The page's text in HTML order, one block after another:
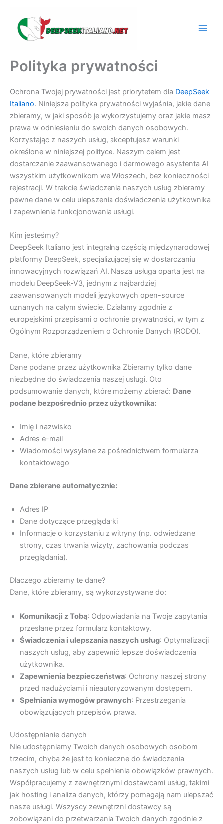
treści
Polityka prywatności
Ochrona Twojej prywatności jest priorytetem dla DeepSeek
Italiano. Niniejsza polityka prywatności wyjaśnia, jakie dane
zbieramy, w jaki sposób je wykorzystujemy oraz jakie masz
prawa w odniesieniu do swoich danych osobowych.
Korzystając z naszych usług, akceptujesz warunki
określone w niniejszej polityce. Naszym celem jest
dostarczanie zaawansowanego i darmowego asystenta AI
wszystkim użytkownikom we Włoszech, bez konieczności
rejestracji. W trakcie świadczenia naszych usług zbieramy
pewne dane w celu ulepszenia doświadczenia użytkownika
i zapewnienia funkcjonowania usługi.
Kim jesteśmy?
DeepSeek Italiano jest integralną częścią międzynarodowej
platformy DeepSeek, specjalizującej się w dostarczaniu
innowacyjnych rozwiązań AI. Nasza usługa oparta jest na
modelu DeepSeek-V3, jednym z najbardziej
zaawansowanych modeli językowych open-source
uznanych na całym świecie. Działamy zgodnie z
europejskimi przepisami o ochronie prywatności, w tym z
Ogólnym Rozporządzeniem o Ochronie Danych (RODO).
Dane, które zbieramy
Dane podane przez użytkownika Zbieramy tylko dane
niezbędne do świadczenia naszej usługi. Oto
podsumowanie danych, które możemy zbierać: Dane
podane bezpośrednio przez użytkownika:
Imię i nazwisko
Adres e-mail
Wiadomości wysyłane za pośrednictwem formularza
kontaktowego
Dane zbierane automatycznie:
Adres IP
Dane dotyczące przeglądarki
Informacje o korzystaniu z witryny (np. odwiedzane
strony, czas trwania wizyty, zachowania podczas
przeglądania).
Dlaczego zbieramy te dane?
Dane, które zbieramy, są wykorzystywane do:
Komunikacji z Tobą: Odpowiadania na Twoje zapytania
przesłane przez formularz kontaktowy.
Świadczenia i ulepszania naszych usług: Optymalizacji
naszych usług, aby zapewnić lepsze doświadczenia
użytkownika.
Zapewnienia bezpieczeństwa: Ochrony naszej strony
przed nadużyciami i nieautoryzowanym dostępem.
Spełniania wymogów prawnych: Przestrzegania
obowiązujących przepisów prawa.
Udostępnianie danych
Nie udostępniamy Twoich danych osobowych osobom
trzecim, chyba że jest to konieczne do świadczenia
naszych usług lub w celu spełnienia obowiązków prawnych.
Współpracujemy z zewnętrznymi dostawcami usług, takimi
jak hosting i analiza danych, którzy pomagają nam ulepszać
nasze usługi. Wszyscy zewnętrzni dostawcy są
zobowiązani do przetwarzania Twoich danych zgodnie z